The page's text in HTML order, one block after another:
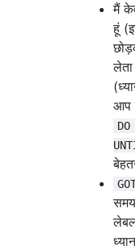
मैं
हूं
आप